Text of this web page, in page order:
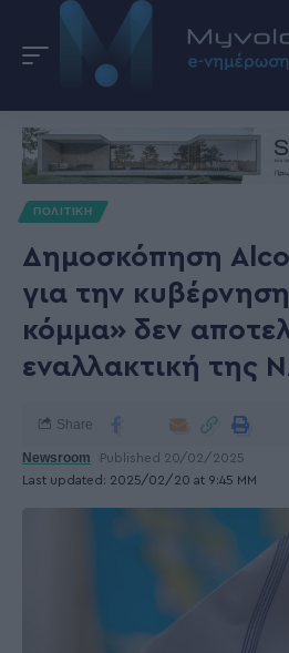
ΠΟΛΙΤΙΚΗ
Δημοσκόπηση
για την
κόμμα» δεν
εναλλακτική της
Last updated: 2025/02/20 at 9:45 ΜΜ
Newsroom Published 20/02/2025
Share